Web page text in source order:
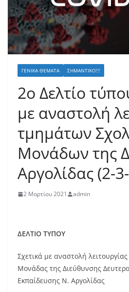
ΓΕΝΙΚΆ ΘΈΜΑΤΑ ΣΗΜΑΝΤΙΚΌ!!!
2ο Δελτίο
με αναστολή
τμημάτων
Μονάδων της
Αργολίδας (2-
2 Μαρτίου 2021 admin
ΔΕΛΤΙΟ ΤΥΠΟΥ
Σχετικά με αναστολή
Μονάδας της Διεύθυνσης
Εκπαίδευσης Ν. Αργολίδας